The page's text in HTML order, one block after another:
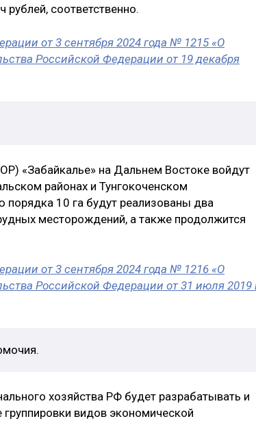
соответственно.
от 3 сентября 2024 года № 1215 «О
Российской Федерации от 19 декабря
«Забайкалье» на Дальнем Востоке войдут
районах и Тунгокоченском
10 га будут реализованы два
месторождений, а также продолжится
от 3 сентября 2024 года № 1216 «О
Российской Федерации от 31 июля 2019
хозяйства РФ будет разрабатывать и
видов экономической